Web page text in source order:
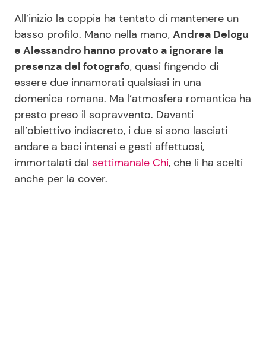
All’inizio la coppia ha tentato di mantenere un
basso profilo. Mano nella mano, Andrea Delogu
e Alessandro hanno provato a ignorare la
presenza del fotografo, quasi fingendo di
essere due innamorati qualsiasi in una
domenica romana. Ma l’atmosfera romantica ha
presto preso il sopravvento. Davanti
all’obiettivo indiscreto, i due si sono lasciati
andare a baci intensi e gesti affettuosi,
immortalati dal settimanale Chi, che li ha scelti
anche per la cover.